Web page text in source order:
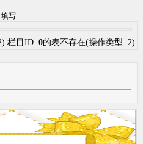
写
栏目ID=0的表不存在(操作类型=2)